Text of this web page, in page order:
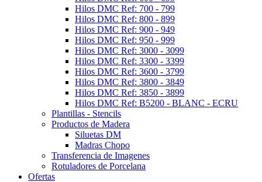
Hilos DMC Ref: 700 - 799
Hilos DMC Ref: 800 - 899
Hilos DMC Ref: 900 - 949
Hilos DMC Ref: 950 - 999
Hilos DMC Ref: 3000 - 3099
Hilos DMC Ref: 3300 - 3399
Hilos DMC Ref: 3600 - 3799
Hilos DMC Ref: 3800 - 3849
Hilos DMC Ref: 3850 - 3899
Hilos DMC Ref: B5200 - BLANC - ECRU
Plantillas - Stencils
Productos de Madera
Siluetas DM
Madras Chopo
Transferencia de Imagenes
Rotuladores de Porcelana
Ofertas